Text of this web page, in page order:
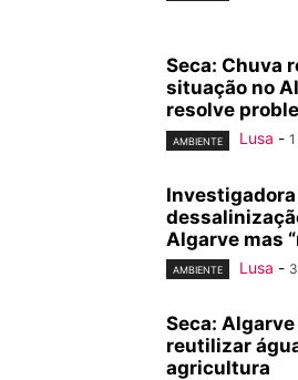
Seca: Chuva
situação no
resolve
AMBIENTE Lusa -
Algarve mas
AMBIENTE Lusa -
Seca:
reutilizar
agricultura